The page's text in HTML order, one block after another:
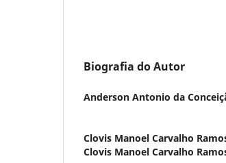
Biografia do Autor
Anderson Antonio da
Clovis Manoel Carvalho
Clovis Manoel Carvalho